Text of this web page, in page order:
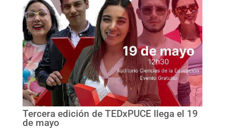
Tercera edición de TEDxPUCE llega el 19
de mayo